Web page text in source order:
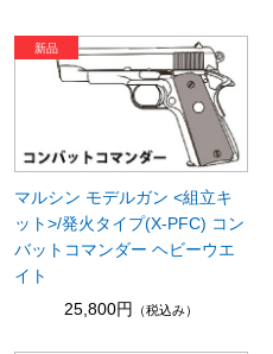
マルシン モデルガン <組立キ
ット>/発火タイプ(X-PFC) コン
バットコマンダー ヘビーウエ
イト
25,800円
（税込み）